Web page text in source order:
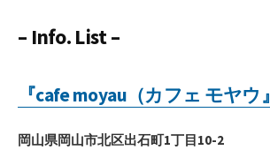
– Info. List –
『cafe moyau（カフェ モヤウ』
岡山県岡山市北区出石町1丁目10-2